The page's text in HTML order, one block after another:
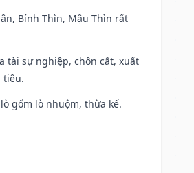
Bính Thìn, Mậu Thìn rất
tài sự nghiệp, chôn cất, xuất
tiêu.
gốm lò nhuộm, thừa kế.